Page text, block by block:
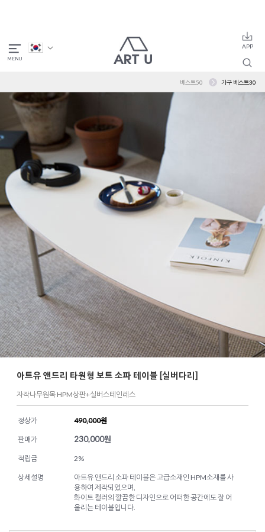
베스트50 가구 베스트30
아트유 앤드리 타원형 보트 소파 테이블 [실버다리]
자작나무원목 HPM상판+실버스테인레스
정상가 490,000원
판매가 230,000원
적립금 2%
상세설명
아트유 앤드리 소파 테이블은 고급소재인 HPM소재를 사
용하여 제작되었으며,
화이트 컬러의 깔끔한 디자인으로 어떠한 공간에도 잘 어
울리는 테이블입니다.